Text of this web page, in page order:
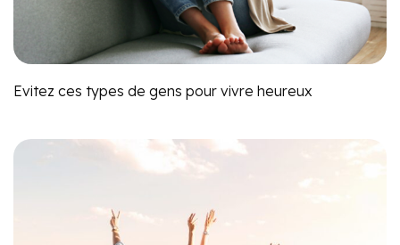
Evitez ces types de gens pour vivre heureux